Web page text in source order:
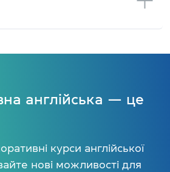
англійська — це
курси англійської
нові можливості для